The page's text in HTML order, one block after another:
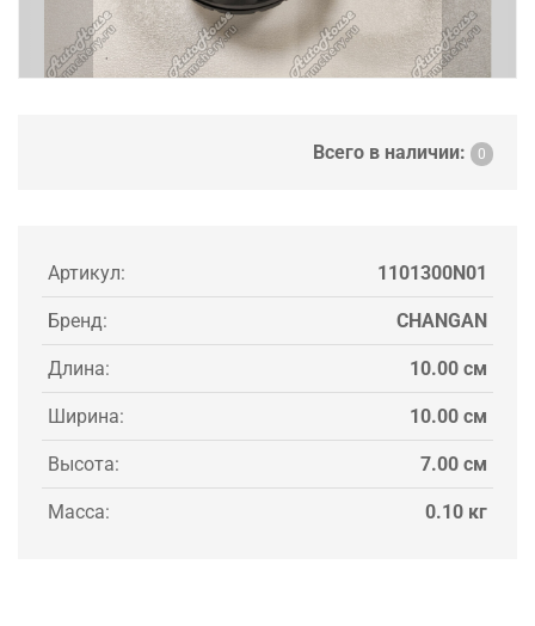
Всего в наличии: 0
Артикул: 1101300N01
Бренд: CHANGAN
Длина: 10.00 см
Ширина: 10.00 см
Высота: 7.00 см
Масса: 0.10 кг